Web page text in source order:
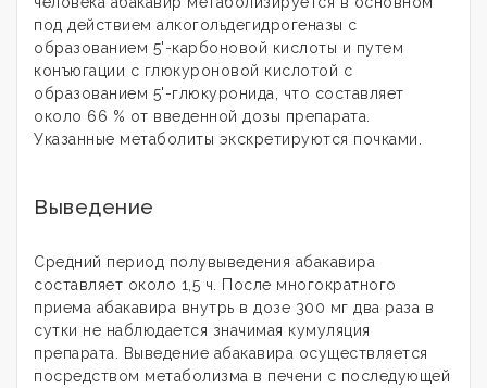
под действием алкогольдегидрогеназы с
образованием 5'-карбоновой кислоты и путем
конъюгации с глюкуроновой кислотой с
образованием 5'-глюкуронида, что составляет
около 66 % от введенной дозы препарата.
Указанные метаболиты экскретируются почками.
Выведение
Средний период полувыведения абакавира
составляет около 1,5 ч. После многократного
приема абакавира внутрь в дозе 300 мг два раза в
сутки не наблюдается значимая кумуляция
препарата. Выведение абакавира осуществляется
посредством метаболизма в печени с последующей